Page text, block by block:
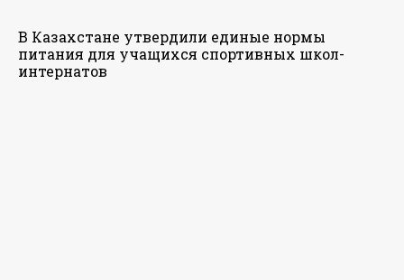
В Казахстане утвердили единые нормы
питания для учащихся спортивных школ-
интернатов